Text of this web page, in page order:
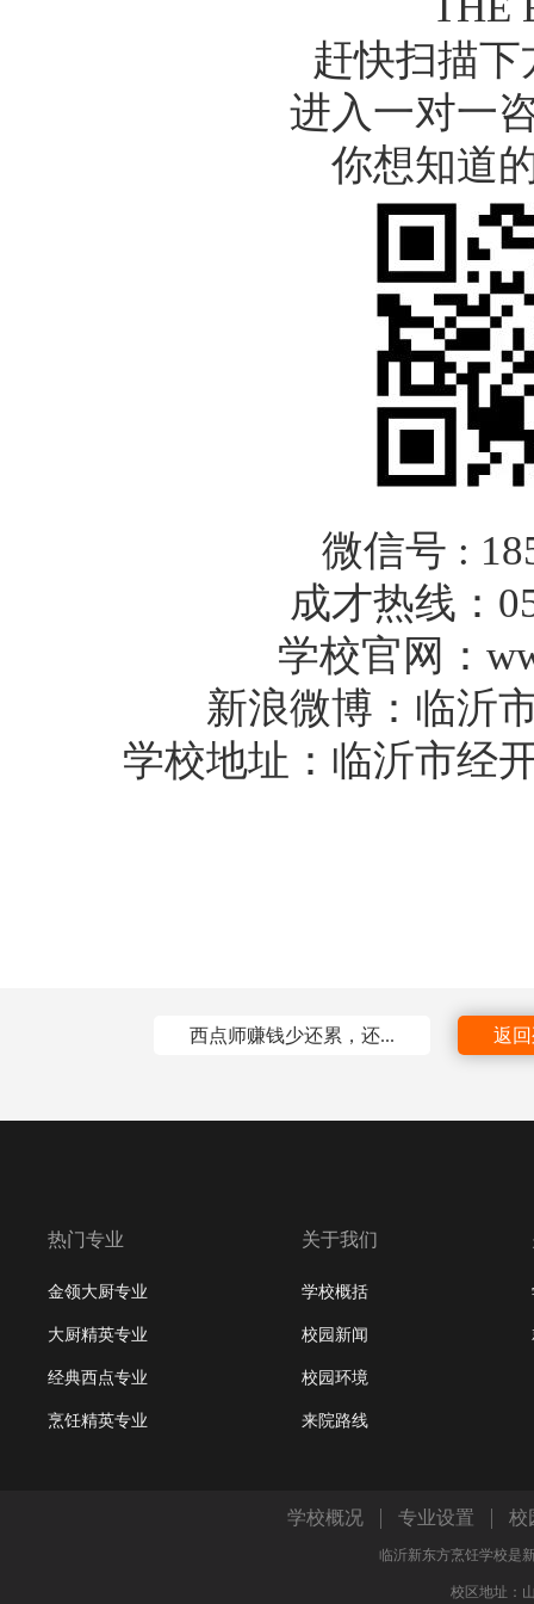
赶快扫描下
进入一对一
你想知道
微信号 :
成才热线：
学校官网：
新浪微博：临沂
学校地址：临沂市经
西点师赚钱少还累，还... 返
热门专业
金领大厨专业
大厨精英专业
经典西点专业
烹饪精英专业
关于我们
学校概括
校园新闻
校园环境
来院路线
学校概况 专业设置 校
临沂新东方烹饪学校是
校区地址：